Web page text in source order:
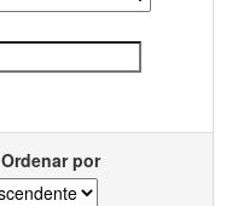
Ordenar por